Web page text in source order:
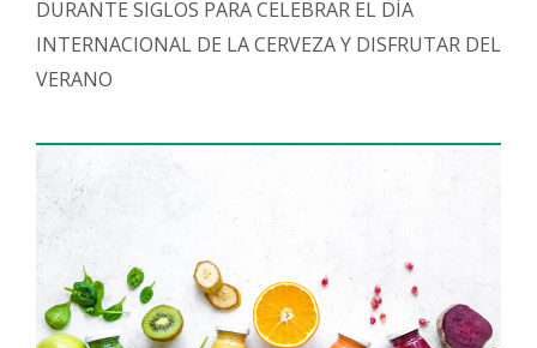
DURANTE SIGLOS PARA CELEBRAR EL DÍA
INTERNACIONAL DE LA CERVEZA Y DISFRUTAR DEL
VERANO